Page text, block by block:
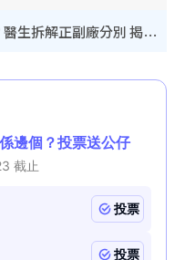
網傳公院改用內地/副廠藥？醫生拆解正副廠分別 揭4類人換藥隨時出事